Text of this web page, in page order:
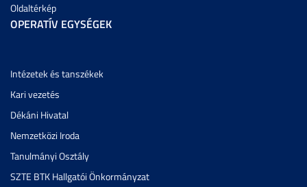
Oldaltérkép
OPERATÍV EGYSÉGEK
Intézetek és tanszékek
Kari vezetés
Dékáni Hivatal
Nemzetközi Iroda
Tanulmányi Osztály
SZTE BTK Hallgatói Önkormányzat